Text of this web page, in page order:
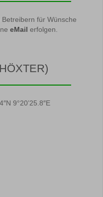
für Wünsche
eMail erfolgen.
9°20’25.8″E